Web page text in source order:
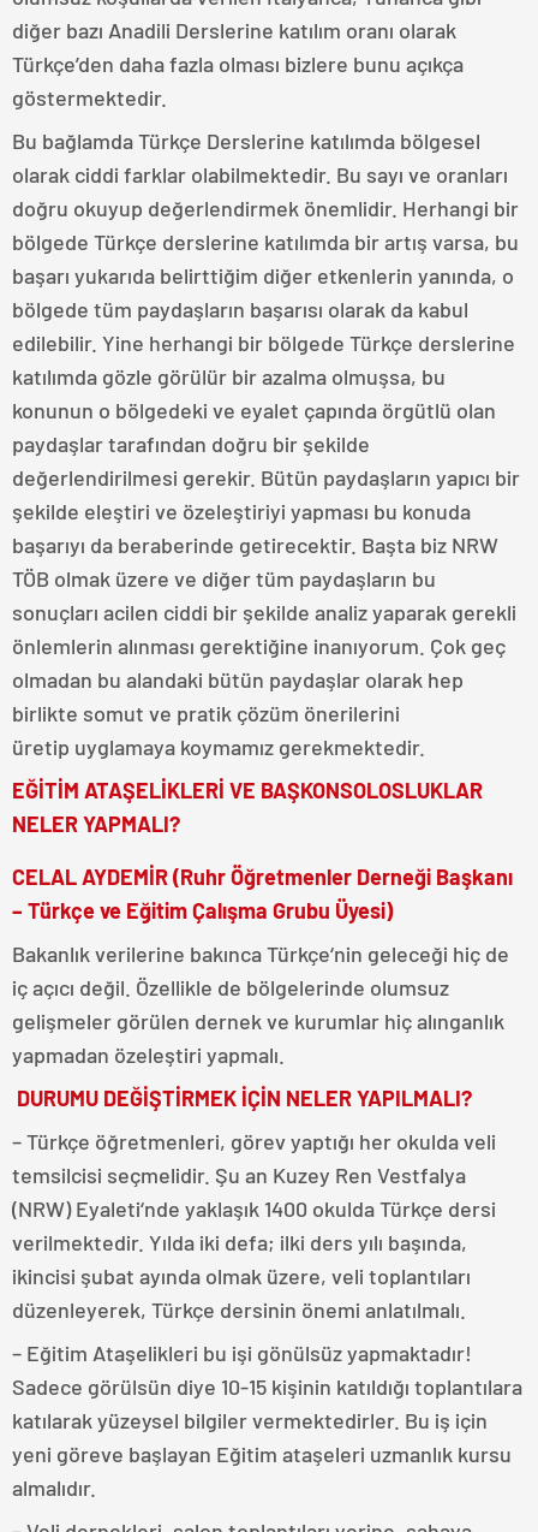
diğer bazı Anadili Derslerine katılım oranı olarak
Türkçe’den daha fazla olması bizlere bunu açıkça
göstermektedir.
Bu bağlamda Türkçe Derslerine katılımda bölgesel
olarak ciddi farklar olabilmektedir. Bu sayı ve oranları
doğru okuyup değerlendirmek önemlidir. Herhangi bir
bölgede Türkçe derslerine katılımda bir artış varsa, bu
başarı yukarıda belirttiğim diğer etkenlerin yanında, o
bölgede tüm paydaşların başarısı olarak da kabul
edilebilir. Yine herhangi bir bölgede Türkçe derslerine
katılımda gözle görülür bir azalma olmuşsa, bu
konunun o bölgedeki ve eyalet çapında örgütlü olan
paydaşlar tarafından doğru bir şekilde
değerlendirilmesi gerekir. Bütün paydaşların yapıcı bir
şekilde eleştiri ve özeleştiriyi yapması bu konuda
başarıyı da beraberinde getirecektir. Başta biz NRW
TÖB olmak üzere ve diğer tüm paydaşların bu
sonuçları acilen ciddi bir şekilde analiz yaparak gerekli
önlemlerin alınması gerektiğine inanıyorum. Çok geç
olmadan bu alandaki bütün paydaşlar olarak hep
birlikte somut ve pratik çözüm önerilerini
üretip uyglamaya koymamız gerekmektedir.
EĞİTİM ATAŞELİKLERİ VE BAŞKONSOLOSLUKLAR
NELER YAPMALI?
CELAL AYDEMİR (Ruhr Öğretmenler Derneği Başkanı
– Türkçe ve Eğitim Çalışma Grubu Üyesi)
Bakanlık verilerine bakınca Türkçe‘nin geleceği hiç de
iç açıcı değil. Özellikle de bölgelerinde olumsuz
gelişmeler görülen dernek ve kurumlar hiç alınganlık
yapmadan özeleştiri yapmalı.
DURUMU DEĞİŞTİRMEK İÇİN NELER YAPILMALI?
– Türkçe öğretmenleri, görev yaptığı her okulda veli
temsilcisi seçmelidir. Şu an Kuzey Ren Vestfalya
(NRW) Eyaleti‘nde yaklaşık 1400 okulda Türkçe dersi
verilmektedir. Yılda iki defa; ilki ders yılı başında,
ikincisi şubat ayında olmak üzere, veli toplantıları
düzenleyerek, Türkçe dersinin önemi anlatılmalı.
– Eğitim Ataşelikleri bu işi gönülsüz yapmaktadır!
Sadece görülsün diye 10-15 kişinin katıldığı toplantılara
katılarak yüzeysel bilgiler vermektedirler. Bu iş için
yeni göreve başlayan Eğitim ataşeleri uzmanlık kursu
almalıdır.